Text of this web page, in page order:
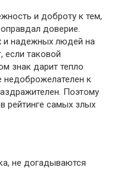
и доброту к тем,
доверие.
и надежных людей на
если таковой
знак дарит тепло
к
Поэтому
рейтинге самых злых
не догадываются